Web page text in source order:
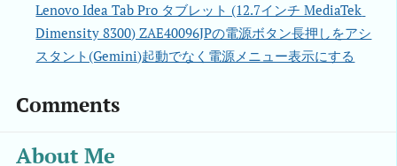
Lenovo Idea Tab Pro タブレット (12.7インチ MediaTek
Dimensity 8300) ZAE40096JPの電源ボタン長押しをアシ
スタント(Gemini)起動でなく電源メニュー表示にする
Comments
About Me